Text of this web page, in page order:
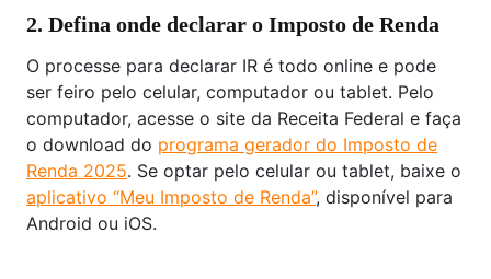
2. Defina onde declarar o Imposto de Renda
O processe para declarar IR é todo online e pode
ser feiro pelo celular, computador ou tablet. Pelo
computador, acesse o site da Receita Federal e faça
o download do programa gerador do Imposto de
Renda 2025. Se optar pelo celular ou tablet, baixe o
aplicativo “Meu Imposto de Renda”, disponível para
Android ou iOS.